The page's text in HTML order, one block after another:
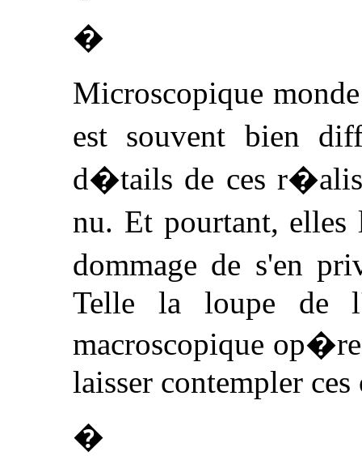
�
Microscopique
est souvent bien
d�tails de ces
nu. Et pourtant,
dommage de s'en
Telle la loupe de
macroscopique
laisser contempler ces
�